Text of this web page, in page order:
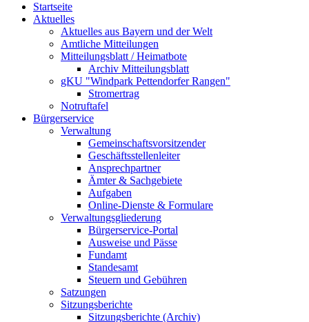
Startseite
Aktuelles
Aktuelles aus Bayern und der Welt
Amtliche Mitteilungen
Mitteilungsblatt / Heimatbote
Archiv Mitteilungsblatt
gKU "Windpark Pettendorfer Rangen"
Stromertrag
Notruftafel
Bürgerservice
Verwaltung
Gemeinschaftsvorsitzender
Geschäftsstellenleiter
Ansprechpartner
Ämter & Sachgebiete
Aufgaben
Online-Dienste & Formulare
Verwaltungsgliederung
Bürgerservice-Portal
Ausweise und Pässe
Fundamt
Standesamt
Steuern und Gebühren
Satzungen
Sitzungsberichte
Sitzungsberichte (Archiv)